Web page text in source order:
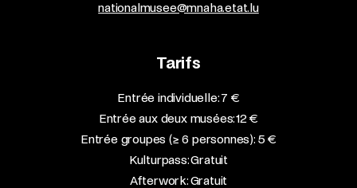
nationalmusee@mnaha.etat.lu
Tarifs
Entrée individuelle: 7 €
Entrée aux deux musées: 12 €
Entrée groupes (≥ 6 personnes): 5 €
Kulturpass: Gratuit
Afterwork: Gratuit